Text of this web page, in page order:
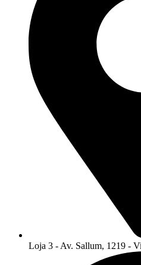
Loja 3 - Av. Sallum, 1219 -